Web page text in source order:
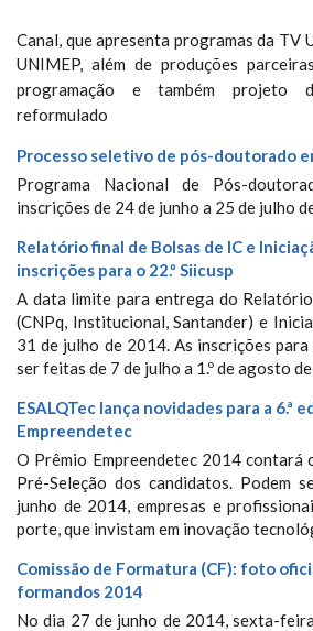
Canal, que apresenta programas da TV
UNIMEP, além de produções
programação e também projeto
reformulado
Processo seletivo de pós-doutorado
Programa Nacional de Pós-
inscrições de 24 de junho a 25 de julho
Relatório final de Bolsas de IC e
inscrições para o 22.º Siicusp
A data limite para entrega do
(CNPq, Institucional, Santander) e
31 de julho de 2014. As inscrições para
ser feitas de 7 de julho a 1.º de agosto
ESALQTec lança novidades para a 6.ª
Empreendetec
O Prêmio Empreendetec 2014 contará
Pré-Seleção dos candidatos. Podem
junho de 2014, empresas e
porte, que invistam em inovação
Comissão de Formatura (CF): foto
formandos 2014
No dia 27 de junho de 2014, sexta-